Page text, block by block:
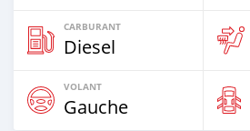
CARBURANT
Diesel
VOLANT
Gauche